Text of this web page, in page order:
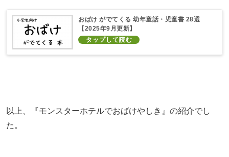
おばけ がでてくる 幼年童話・児童書 28選
【2025年9月更新】
以上、『モンスターホテルでおばけやしき』の紹介でし
た。